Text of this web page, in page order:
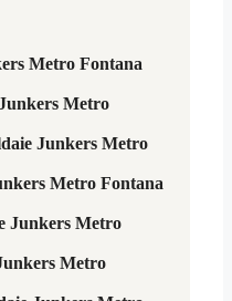
Metro Fontana
Metro
Junkers Metro
Metro Fontana
Junkers Metro
Metro